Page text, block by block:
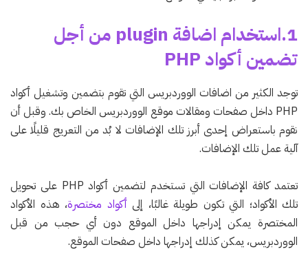
1.استخدام اضافة plugin من أجل
تضمين أكواد PHP
توجد الكثير من اضافات الووردبريس التي تقوم بتضمين وتشغيل أكواد
PHP داخل صفحات ومقالات موقع الووردبريس الخاص بك. وقبل أن
نقوم باستعراض إحدى أبرز تلك الإضافات لا بُد من التعريج قليلًا على
آلية عمل تلك الإضافات.
تعتمد كافة الإضافات التي تستخدم لتضمين أكواد PHP على تحويل
تلك الأكواد؛ التي تكون طويلة غالبًا، إلىأكواد مختصرة، هذه الأكواد
المختصرة يمكن إدراجها داخل الموقع دون أي حجب من قبل
الووردبريس، يمكن كذلك إدراجها داخل صفحات الموقع.